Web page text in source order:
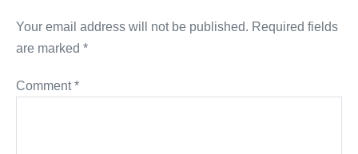
Your email address will not be published. Required fields
are marked *
Comment*